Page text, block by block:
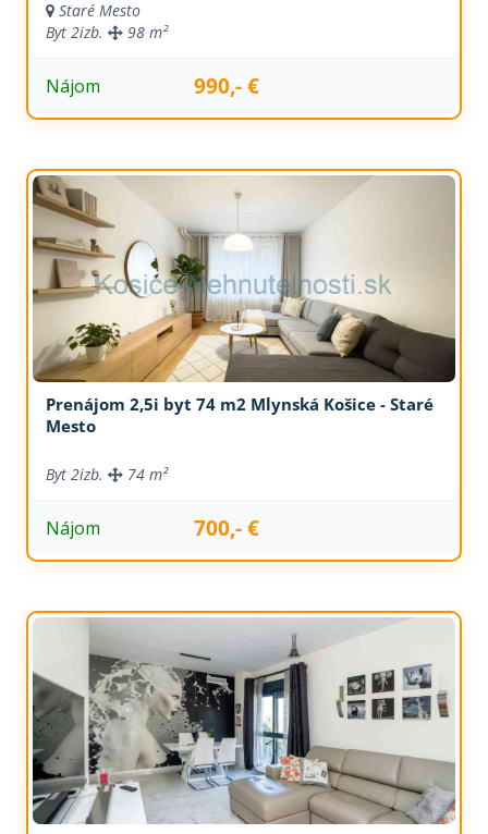
Staré Mesto
Byt 2izb. 98 m²
Nájom 990,- €
Prenájom 2,5i byt 74 m2 Mlynská Košice - Staré
Mesto
Byt 2izb. 74 m²
Nájom 700,- €